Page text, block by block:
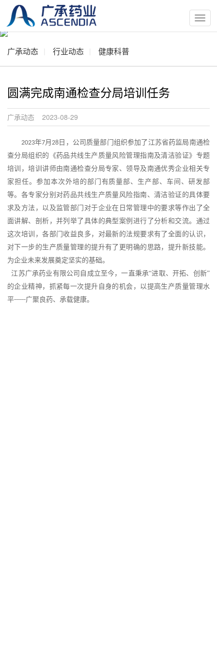
按
钮
广承动态 行业动态 健康科普
圆满完成南通检查分局培训任务
广承动态 2023-08-29
2023年7月28 日，公司质量部门组织参加了江苏省药监局南通检
查分局组织的《药品共线生产质量风险管理指南及清洁验证》专题
培训，培训讲师由南通检查分局专家、领导及南通优秀企业相关专
家担任。参加本次外培的部门有质量部、生产部、车间、研发部
等。各专家分别对药品共线生产质量风险指南、清洁验证的具体要
求及方法，以及监管部门对于企业在日常管理中的要求等作出了全
面讲解、剖析，并列举了具体的典型案例进行了分析和交流。通过
这次培训，各部门收益良多，对最新的法规要求有了全面的认识，
对下一步的生产质量管理的提升有了更明确的思路，提升新技能。
为企业未来发展奠定坚实的基础。
江苏广承药业有限公司自成立至今，一直秉承“进取、开拓、创新”
的企业精神，抓紧每一次提升自身的机会，以提高生产质量管理水
平------广聚良药、承载健康。